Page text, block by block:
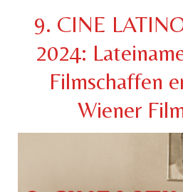
9. CINE
2024:
Filmschaffen
Wiener